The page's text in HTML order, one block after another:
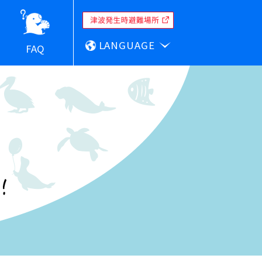
FAQ LANGUAGE